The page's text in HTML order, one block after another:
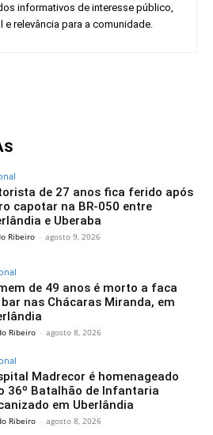
informativos de interesse público,
relevância para a comunidade.
de 27 anos fica ferido após
capotar na BR-050 entre
e Uberaba
Ribeiro - agosto 9, 2026
de 49 anos é morto a faca
bar nas Chácaras Miranda, em
Ribeiro - agosto 8, 2026
Madrecor é homenageado
36º Batalhão de Infantaria
em Uberlândia
Ribeiro - agosto 8, 2026